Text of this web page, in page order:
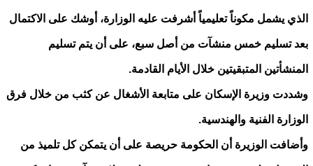
الذي يشمل مكوناً تعليمياً أشرفت عليه الوزارة، أوشك على الاكتمال
بعد تسليم خمس منشآت من أصل سبع، على أن يتم تسليم
المنشأتين المتبقيتين خلال الأيام القادمة.
وشددت وزيرة الإسكان على متابعة الأشغال عن كثب من خلال فرق
الوزارة الفنية والهندسية.
وأضافت الوزيرة أن الحكومة حريصة على أن يتمكن كل تلميذ من